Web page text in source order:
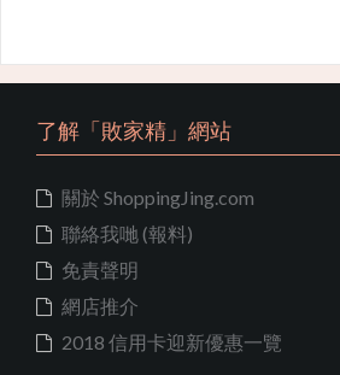
了解「敗家精」網站
關於 ShoppingJing.com
聯絡我哋 (報料)
免責聲明
網店推介
2018 信用卡迎新優惠一覽